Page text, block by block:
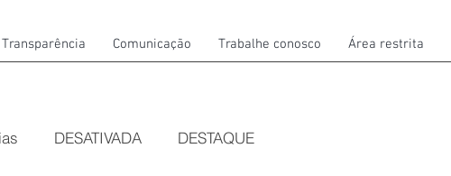
Transparência Comunicação Trabalhe conosco Área restrita
DESATIVADA DESTAQUE